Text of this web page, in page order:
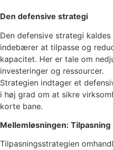
Den defensive strategi
Den defensive strategi
indebærer at tilpasse og
kapacitet. Her er tale om
investeringer og ressourcer.
Strategien indtager et
i høj grad om at sikre
korte bane.
Mellemløsningen: Tilpasning
Tilpasningsstrategien